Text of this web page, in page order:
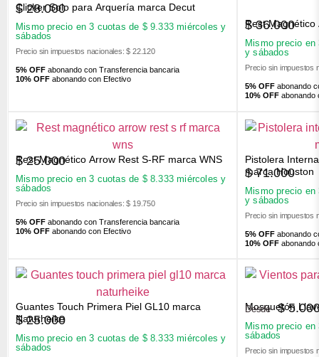
Clicker Solo para Arquería marca Decut
$28.000
Mismo precio en 3 cuotas de $9.333 miércoles y
sábados
Precio sin impuestos nacionales: $ 22.120
5% OFF abonando con Transferencia bancaria
10% OFF abonando con Efectivo
Rest Magnético
$36.000
Mismo precio
y sábados
Precio sin impuestos
5% OFF abonando
10% OFF abonando
Rest Magnético Arrow Rest S-RF marca WNS
$25.000
Mismo precio en 3 cuotas de $8.333 miércoles y
sábados
Precio sin impuestos nacionales: $ 19.750
5% OFF abonando con Transferencia bancaria
10% OFF abonando con Efectivo
Pistolera
marca Houston
$71.000
Mismo precio
y sábados
Precio sin impuestos
5% OFF abonando
10% OFF abonando
Guantes Touch Primera Piel GL10 marca
Naturheike
$25.000
Mismo precio en 3 cuotas de $8.333 miércoles y
sábados
Mosquetón
Desde $
Mismo precio
sábados
Precio sin impuestos